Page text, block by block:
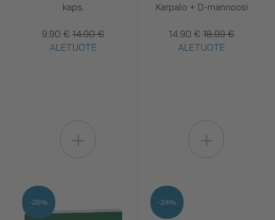
kaps.
9.90 € 14.90 €
ALETUOTE
Karpalo + D-mannoosi
14.90 € 18.99 €
ALETUOTE
-26% -24%